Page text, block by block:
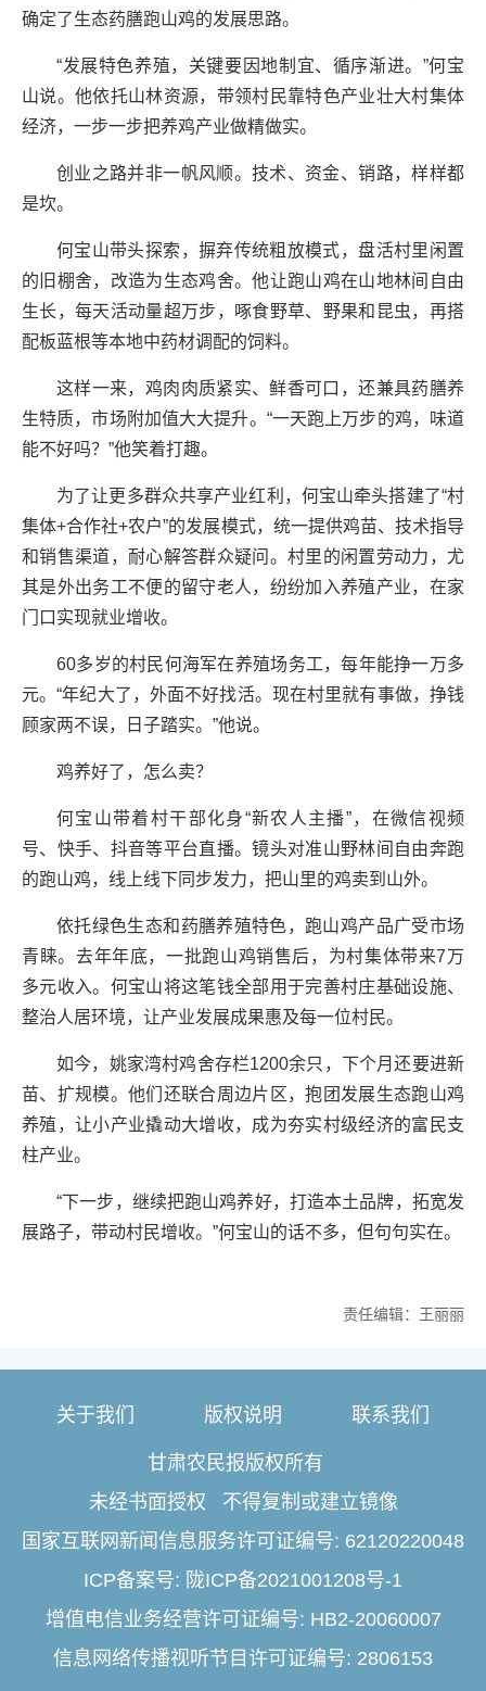
确定了生态药膳跑山鸡的发展思路。
“发展特色养殖，关键要因地制宜、循序渐进。”何宝
山说。他依托山林资源，带领村民靠特色产业壮大村集体
经济，一步一步把养鸡产业做精做实。
创业之路并非一帆风顺。技术、资金、销路，样样都
是坎。
何宝山带头探索，摒弃传统粗放模式，盘活村里闲置
的旧棚舍，改造为生态鸡舍。他让跑山鸡在山地林间自由
生长，每天活动量超万步，啄食野草、野果和昆虫，再搭
配板蓝根等本地中药材调配的饲料。
这样一来，鸡肉肉质紧实、鲜香可口，还兼具药膳养
生特质，市场附加值大大提升。“一天跑上万步的鸡，味道
能不好吗？”他笑着打趣。
为了让更多群众共享产业红利，何宝山牵头搭建了“村
集体+合作社+农户”的发展模式，统一提供鸡苗、技术指导
和销售渠道，耐心解答群众疑问。村里的闲置劳动力，尤
其是外出务工不便的留守老人，纷纷加入养殖产业，在家
门口实现就业增收。
60多岁的村民何海军在养殖场务工，每年能挣一万多
元。“年纪大了，外面不好找活。现在村里就有事做，挣钱
顾家两不误，日子踏实。”他说。
鸡养好了，怎么卖？
何宝山带着村干部化身“新农人主播”，在微信视频
号、快手、抖音等平台直播。镜头对准山野林间自由奔跑
的跑山鸡，线上线下同步发力，把山里的鸡卖到山外。
依托绿色生态和药膳养殖特色，跑山鸡产品广受市场
青睐。去年年底，一批跑山鸡销售后，为村集体带来7万
多元收入。何宝山将这笔钱全部用于完善村庄基础设施、
整治人居环境，让产业发展成果惠及每一位村民。
如今，姚家湾村鸡舍存栏1200余只，下个月还要进新
苗、扩规模。他们还联合周边片区，抱团发展生态跑山鸡
养殖，让小产业撬动大增收，成为夯实村级经济的富民支
柱产业。
“下一步，继续把跑山鸡养好，打造本土品牌，拓宽发
展路子，带动村民增收。”何宝山的话不多，但句句实在。
责任编辑：王丽丽
关于我们 版权说明 联系我们
甘肃农民报版权所有
未经书面授权 不得复制或建立镜像
国家互联网新闻信息服务许可证编号: 62120220048
ICP备案号: 陇ICP备2021001208号-1
增值电信业务经营许可证编号: HB2-20060007
信息网络传播视听节目许可证编号: 2806153